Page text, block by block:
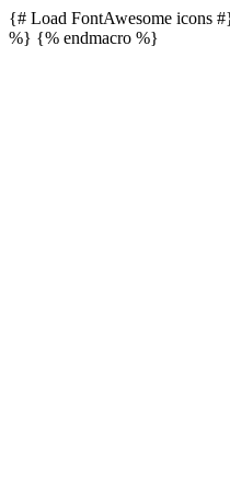
{# Load FontAwesome icons
%} {% endmacro %}